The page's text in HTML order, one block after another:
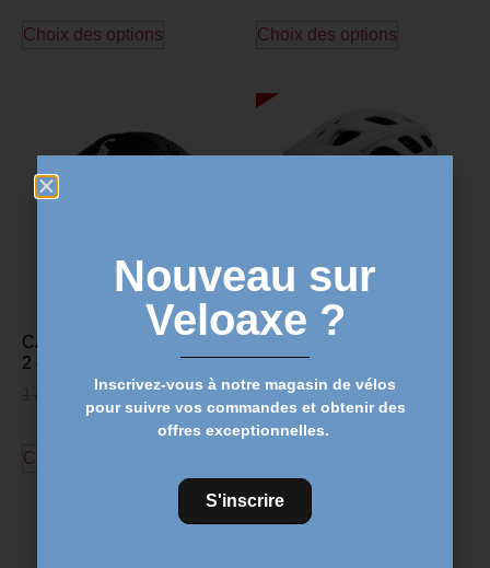
Choix des options Choix des options
CASQUE LAZER TARDIZ
2 – Noir
119,99€
Choix des options
RS EVO – Blanc
119,99€ 80,00€
Nouveau sur
Veloaxe ?
Inscrivez-vous à notre magasin de vélos
pour suivre vos commandes et obtenir des
offres exceptionnelles.
S'inscrire